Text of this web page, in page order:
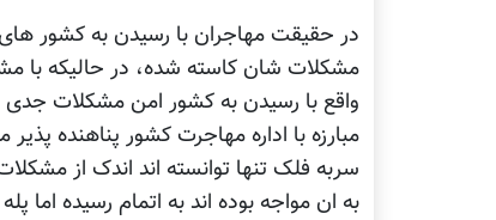
در حقیقت مهاجران با رسیدن به کشور های
مشکلات شان کاسته شده، در حالیکه با
واقع با رسیدن به کشور امن مشکلات جدی
مبارزه با اداره مهاجرت کشور پناهنده
سربه فلک تنها توانسته اند اندک از
به ان مواجه بوده اند به اتمام رسیده اما